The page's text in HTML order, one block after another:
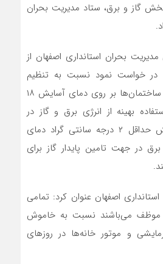
گاز و برق، ستاد مدیریت بحران
بحران استانداری اصفهان از
در خواست نمود نسبت به تنظیم
دمای وسایل گرمایشی ساختمان‌ها بر روی دمای آسایش ۱۸
بهینه از انرژی برق و گاز در
روز‌های جاری با کاهش حداقل ۲ درجه سانتی گراد دمای
در جهت تامین پایدار گاز برای
اصفهان عنوان کرد: تمامی
موظف می‌باشند نسبت به خاموش
و موتور خانه‌ها در روز‌های